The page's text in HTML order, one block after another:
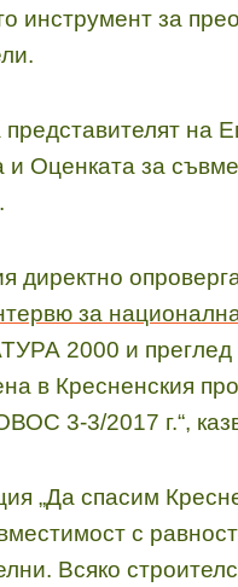
инструмент за
представителят на
и Оценката за
директно
за
2000 и
в Кресненския
3-3/2017 г.“,
„Да спасим
с
Всяко